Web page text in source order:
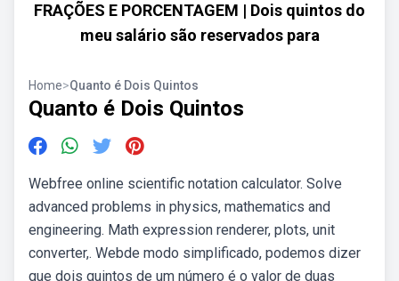
FRAÇÕES E PORCENTAGEM | Dois quintos do
meu salário são reservados para
Home>Quanto é Dois Quintos
Quanto é Dois Quintos
Webfree online scientific notation calculator. Solve
advanced problems in physics, mathematics and
engineering. Math expression renderer, plots, unit
converter,. Webde modo simplificado, podemos dizer
que dois quintos de um número é o valor de duas